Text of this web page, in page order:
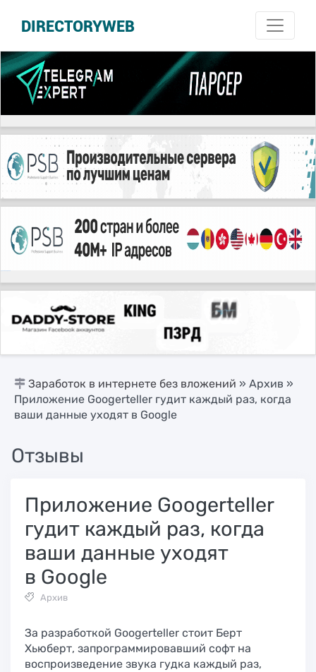
DIRECTORYWEB
Заработок в интернете без вложений » Архив »
Приложение Googerteller гудит каждый раз, когда
ваши данные уходят в Google
Отзывы
Приложение Googerteller
гудит каждый раз, когда
ваши данные уходят
в Google
Архив
За разработкой Googerteller стоит Берт
Хьюберт, запрограммировавший софт на
воспроизведение звука гудка каждый раз,